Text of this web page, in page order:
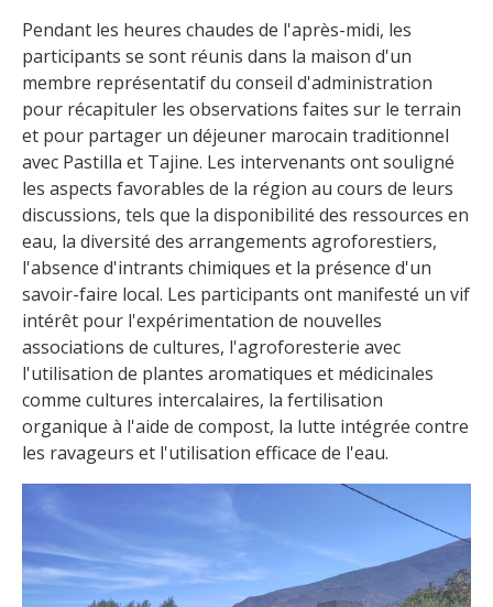
Pendant les heures chaudes de l'après-midi, les
participants se sont réunis dans la maison d'un
membre représentatif du conseil d'administration
pour récapituler les observations faites sur le terrain
et pour partager un déjeuner marocain traditionnel
avec Pastilla et Tajine. Les intervenants ont souligné
les aspects favorables de la région au cours de leurs
discussions, tels que la disponibilité des ressources en
eau, la diversité des arrangements agroforestiers,
l'absence d'intrants chimiques et la présence d'un
savoir-faire local. Les participants ont manifesté un vif
intérêt pour l'expérimentation de nouvelles
associations de cultures, l'agroforesterie avec
l'utilisation de plantes aromatiques et médicinales
comme cultures intercalaires, la fertilisation
organique à l'aide de compost, la lutte intégrée contre
les ravageurs et l'utilisation efficace de l'eau.